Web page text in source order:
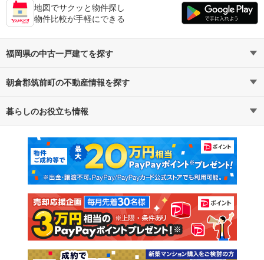
地図でサクッと物件探し
物件比較が手軽にできる
福岡県の中古一戸建てを探す
路線・駅から探す
通勤・通学時間から探す
朝倉郡筑前町の不動産情報を探す
不動産・住宅
新築マンション 中古マンション
新築一戸建て 中古一戸建て
注文住宅 土地
売却査定
暮らしのお役立ち情報
マンションカタログ 教えて！住まいの先生